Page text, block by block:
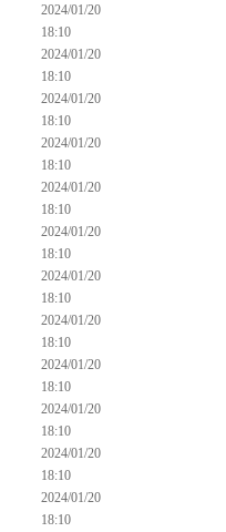
2024/01/20
18:10
2024/01/20
18:10
2024/01/20
18:10
2024/01/20
18:10
2024/01/20
18:10
2024/01/20
18:10
2024/01/20
18:10
2024/01/20
18:10
2024/01/20
18:10
2024/01/20
18:10
2024/01/20
18:10
2024/01/20
18:10